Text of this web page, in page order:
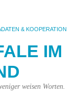
& KOOPERATION
IM
weisen Worten.